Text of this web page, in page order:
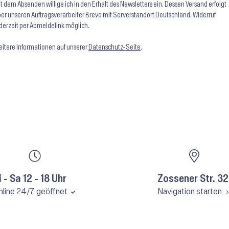
dem Absenden willige ich in den Erhalt des Newsletters ein. Dessen Versand erfolgt
unseren Auftragsverarbeiter Brevo mit Serverstandort Deutschland. Widerruf
per Abmeldelink möglich.
Informationen auf unserer Datenschutz-Seite.
- Sa 12 - 18 Uhr
24/7 geöffnet
Zossener Str. 32
Navigation starten